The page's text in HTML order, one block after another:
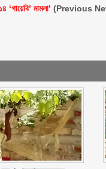
‘গায়েবি’ মামলা’ (Previous